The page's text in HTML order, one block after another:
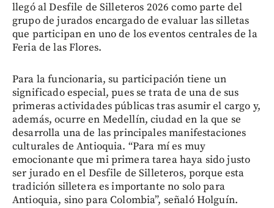
llegó al Desfile de Silleteros 2026 como parte del
grupo de jurados encargado de evaluar las silletas
que participan en uno de los eventos centrales de la
Feria de las Flores.
Para la funcionaria, su participación tiene un
significado especial, pues se trata de una de sus
primeras actividades públicas tras asumir el cargo y,
además, ocurre en Medellín, ciudad en la que se
desarrolla una de las principales manifestaciones
culturales de Antioquia. “Para mí es muy
emocionante que mi primera tarea haya sido justo
ser jurado en el Desfile de Silleteros, porque esta
tradición silletera es importante no solo para
Antioquia, sino para Colombia”, señaló Holguín.